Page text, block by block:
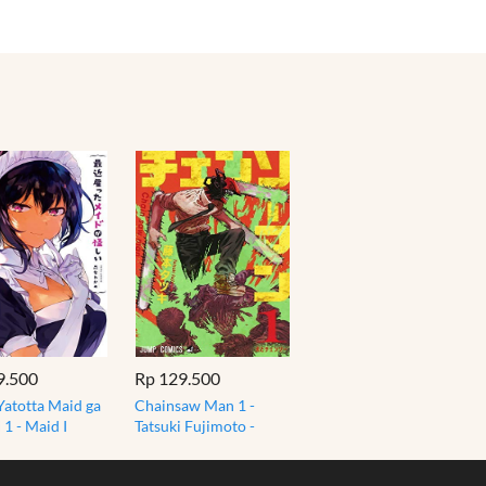
Maid ga
1 - Maid I
Rp 129.500
Chainsaw Man 1 -
Tatsuki Fujimoto -